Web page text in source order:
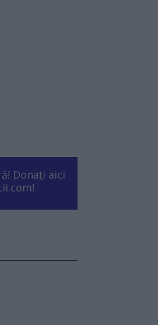
Donați aici